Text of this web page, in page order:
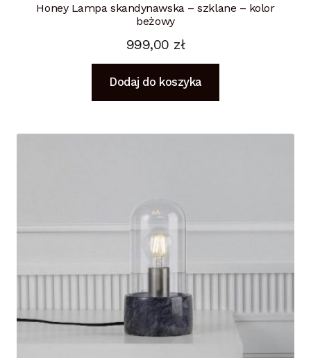
Honey Lampa skandynawska – szklane – kolor
beżowy
999,00 zł
Dodaj do koszyka